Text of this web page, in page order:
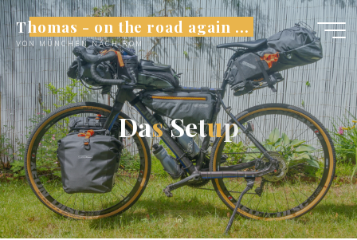
Skip
to
content
Thomas - on the road again ...
VON MÜNCHEN NACH ROM
DasSetup
Home